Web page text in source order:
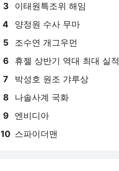
3 이태원특조위 해임
4 양정원 수사 무마
5 조수연 개그우먼
6 휴젤 상반기 역대 최대 실적
7 박성호 원조 갸루상
8 나솔사계 국화
9 엔비디아
10 스파이더맨